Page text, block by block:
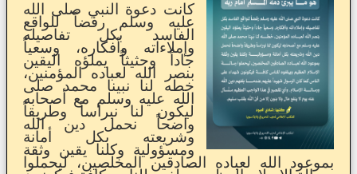
كانت دعوة النبي صلى الله
عليه وسلم رفضاً للواقع
الفاسد بكل تفاصيله
وإملاءاته وأفكاره، وسعياً
جاداً وحثيثاً يملؤه اليقين
بنصر الله لعباده المؤمنين،
خطه لنا نبينا محمد صلى
الله عليه وسلم مع أصحابه
ليكون لنا نبراساً وطريقاً
واضحاً نحمل دين الله
وشريعته بكل أمانة
ومسؤولية وكلنا يقين وثقة
بموعود الله لعباده الصادقين المخلصين، ليحملوا